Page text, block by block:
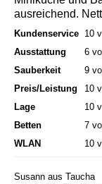
ausreichend.
Kundenservice 10
Ausstattung
6
Sauberkeit
9
Preis/Leistung
10
Lage
10
Betten
7
WLAN
10
Susann aus Taucha